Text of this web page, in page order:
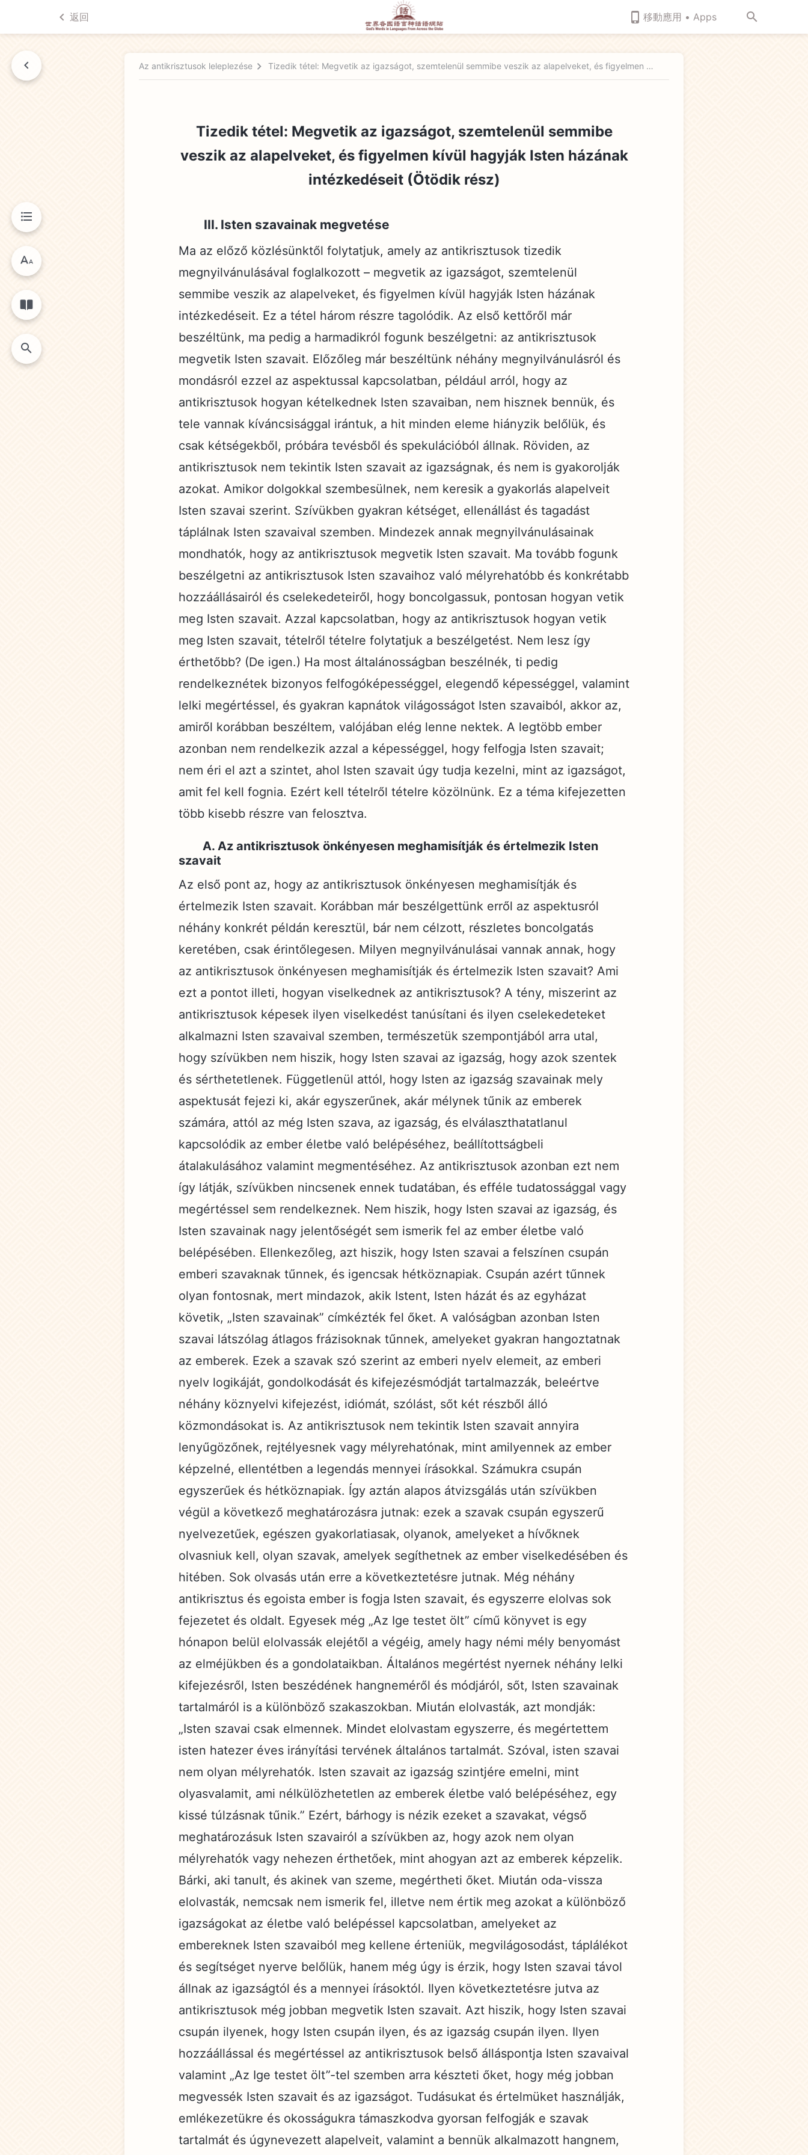
返回 移動應用 • Apps
Az antikrisztusok leleplezése Tizedik tétel: Megvetik az igazságot, szemtelenül semmibe veszik az alapelveket, és figyelmen kívül hagyják Isten házának intézkedéseit (Ötödik rész)
Tizedik tétel: Megvetik az igazságot, szemtelenül semmibe
veszik az alapelveket, és figyelmen kívül hagyják Isten házának
intézkedéseit (Ötödik rész)
III. Isten szavainak megvetése
Ma az előző közlésünktől folytatjuk, amely az antikrisztusok tizedik
megnyilvánulásával foglalkozott – megvetik az igazságot, szemtelenül
semmibe veszik az alapelveket, és figyelmen kívül hagyják Isten házának
intézkedéseit. Ez a tétel három részre tagolódik. Az első kettőről már
beszéltünk, ma pedig a harmadikról fogunk beszélgetni: az antikrisztusok
megvetik Isten szavait. Előzőleg már beszéltünk néhány megnyilvánulásról és
mondásról ezzel az aspektussal kapcsolatban, például arról, hogy az
antikrisztusok hogyan kételkednek Isten szavaiban, nem hisznek bennük, és
tele vannak kíváncsisággal irántuk, a hit minden eleme hiányzik belőlük, és
csak kétségekből, próbára tevésből és spekulációból állnak. Röviden, az
antikrisztusok nem tekintik Isten szavait az igazságnak, és nem is gyakorolják
azokat. Amikor dolgokkal szembesülnek, nem keresik a gyakorlás alapelveit
Isten szavai szerint. Szívükben gyakran kétséget, ellenállást és tagadást
táplálnak Isten szavaival szemben. Mindezek annak megnyilvánulásainak
mondhatók, hogy az antikrisztusok megvetik Isten szavait. Ma tovább fogunk
beszélgetni az antikrisztusok Isten szavaihoz való mélyrehatóbb és konkrétabb
hozzáállásairól és cselekedeteiről, hogy boncolgassuk, pontosan hogyan vetik
meg Isten szavait. Azzal kapcsolatban, hogy az antikrisztusok hogyan vetik
meg Isten szavait, tételről tételre folytatjuk a beszélgetést. Nem lesz így
érthetőbb? (De igen.) Ha most általánosságban beszélnék, ti pedig
rendelkeznétek bizonyos felfogóképességgel, elegendő képességgel, valamint
lelki megértéssel, és gyakran kapnátok világosságot Isten szavaiból, akkor az,
amiről korábban beszéltem, valójában elég lenne nektek. A legtöbb ember
azonban nem rendelkezik azzal a képességgel, hogy felfogja Isten szavait;
nem éri el azt a szintet, ahol Isten szavait úgy tudja kezelni, mint az igazságot,
amit fel kell fognia. Ezért kell tételről tételre közölnünk. Ez a téma kifejezetten
több kisebb részre van felosztva.
A. Az antikrisztusok önkényesen meghamisítják és értelmezik Isten
szavait
Az első pont az, hogy az antikrisztusok önkényesen meghamisítják és
értelmezik Isten szavait. Korábban már beszélgettünk erről az aspektusról
néhány konkrét példán keresztül, bár nem célzott, részletes boncolgatás
keretében, csak érintőlegesen. Milyen megnyilvánulásai vannak annak, hogy
az antikrisztusok önkényesen meghamisítják és értelmezik Isten szavait? Ami
ezt a pontot illeti, hogyan viselkednek az antikrisztusok? A tény, miszerint az
antikrisztusok képesek ilyen viselkedést tanúsítani és ilyen cselekedeteket
alkalmazni Isten szavaival szemben, természetük szempontjából arra utal,
hogy szívükben nem hiszik, hogy Isten szavai az igazság, hogy azok szentek
és sérthetetlenek. Függetlenül attól, hogy Isten az igazság szavainak mely
aspektusát fejezi ki, akár egyszerűnek, akár mélynek tűnik az emberek
számára, attól az még Isten szava, az igazság, és elválaszthatatlanul
kapcsolódik az ember életbe való belépéséhez, beállítottságbeli
átalakulásához valamint megmentéséhez. Az antikrisztusok azonban ezt nem
így látják, szívükben nincsenek ennek tudatában, és efféle tudatossággal vagy
megértéssel sem rendelkeznek. Nem hiszik, hogy Isten szavai az igazság, és
Isten szavainak nagy jelentőségét sem ismerik fel az ember életbe való
belépésében. Ellenkezőleg, azt hiszik, hogy Isten szavai a felszínen csupán
emberi szavaknak tűnnek, és igencsak hétköznapiak. Csupán azért tűnnek
olyan fontosnak, mert mindazok, akik Istent, Isten házát és az egyházat
követik, „Isten szavainak” címkézték fel őket. A valóságban azonban Isten
szavai látszólag átlagos frázisoknak tűnnek, amelyeket gyakran hangoztatnak
az emberek. Ezek a szavak szó szerint az emberi nyelv elemeit, az emberi
nyelv logikáját, gondolkodását és kifejezésmódját tartalmazzák, beleértve
néhány köznyelvi kifejezést, idiómát, szólást, sőt két részből álló
közmondásokat is. Az antikrisztusok nem tekintik Isten szavait annyira
lenyűgözőnek, rejtélyesnek vagy mélyrehatónak, mint amilyennek az ember
képzelné, ellentétben a legendás mennyei írásokkal. Számukra csupán
egyszerűek és hétköznapiak. Így aztán alapos átvizsgálás után szívükben
végül a következő meghatározásra jutnak: ezek a szavak csupán egyszerű
nyelvezetűek, egészen gyakorlatiasak, olyanok, amelyeket a hívőknek
olvasniuk kell, olyan szavak, amelyek segíthetnek az ember viselkedésében és
hitében. Sok olvasás után erre a következtetésre jutnak. Még néhány
antikrisztus és egoista ember is fogja Isten szavait, és egyszerre elolvas sok
fejezetet és oldalt. Egyesek még „Az Ige testet ölt” című könyvet is egy
hónapon belül elolvassák elejétől a végéig, amely hagy némi mély benyomást
az elméjükben és a gondolataikban. Általános megértést nyernek néhány lelki
kifejezésről, Isten beszédének hangneméről és módjáról, sőt, Isten szavainak
tartalmáról is a különböző szakaszokban. Miután elolvasták, azt mondják:
„Isten szavai csak elmennek. Mindet elolvastam egyszerre, és megértettem
isten hatezer éves irányítási tervének általános tartalmát. Szóval, isten szavai
nem olyan mélyrehatók. Isten szavait az igazság szintjére emelni, mint
olyasvalamit, ami nélkülözhetetlen az emberek életbe való belépéséhez, egy
kissé túlzásnak tűnik.” Ezért, bárhogy is nézik ezeket a szavakat, végső
meghatározásuk Isten szavairól a szívükben az, hogy azok nem olyan
mélyrehatók vagy nehezen érthetőek, mint ahogyan azt az emberek képzelik.
Bárki, aki tanult, és akinek van szeme, megértheti őket. Miután oda-vissza
elolvasták, nemcsak nem ismerik fel, illetve nem értik meg azokat a különböző
igazságokat az életbe való belépéssel kapcsolatban, amelyeket az
embereknek Isten szavaiból meg kellene érteniük, megvilágosodást, táplálékot
és segítséget nyerve belőlük, hanem még úgy is érzik, hogy Isten szavai távol
állnak az igazságtól és a mennyei írásoktól. Ilyen következtetésre jutva az
antikrisztusok még jobban megvetik Isten szavait. Azt hiszik, hogy Isten szavai
csupán ilyenek, hogy Isten csupán ilyen, és az igazság csupán ilyen. Ilyen
hozzáállással és megértéssel az antikrisztusok belső álláspontja Isten szavaival
valamint „Az Ige testet ölt”-tel szemben arra készteti őket, hogy még jobban
megvessék Isten szavait és az igazságot. Tudásukat és értelmüket használják,
emlékezetükre és okosságukra támaszkodva gyorsan felfogják e szavak
tartalmát és úgynevezett alapelveit, valamint a bennük alkalmazott hangnem,